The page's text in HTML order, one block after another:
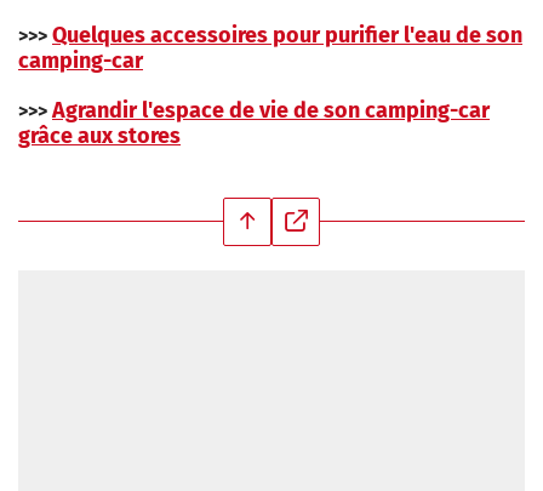
>>> Quelques accessoires pour purifier l'eau de son
camping-car
>>> Agrandir l'espace de vie de son camping-car
grâce aux stores